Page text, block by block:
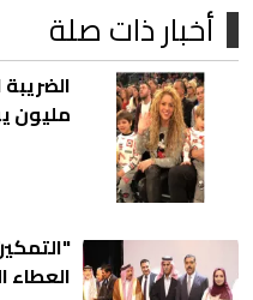
أخبار ذات صلة
مليون
العطاء